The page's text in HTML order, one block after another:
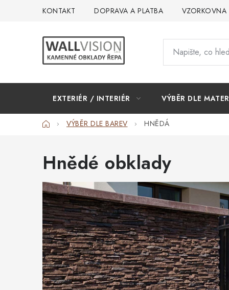
KONTAKT DOPRAVA A PLATBA VZORKOVNA
EXTERIÉR / INTERIÉR VÝBĚR DLE
DomůVÝBĚR DLE BAREV HNĚDÁ
Hnědé obklady